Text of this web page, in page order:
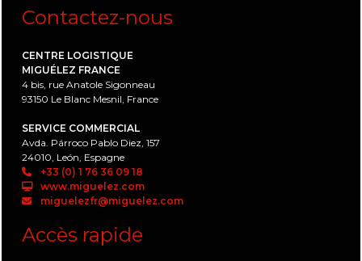
Contactez-nous
CENTRE LOGISTIQUE
MIGUÉLEZ FRANCE
4 bis, rue Anatole Sigonneau
93150 Le Blanc Mesnil, France
SERVICE COMMERCIAL
Avda. Párroco Pablo Diez, 157
24010, León, Espagne
+33 (0) 1 76 36 09 18
www.miguelez.com
miguelezfr@miguelez.com
Accès rapide